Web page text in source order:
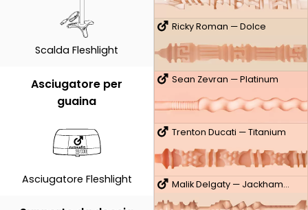
Ricky Roman — Dolce
Sean Zevran — Platinum
Trenton Ducati — Titanium
Malik Delgaty — Jackhammer
Scalda Fleshlight
Asciugatore per
guaina
Asciugatore Fleshlight